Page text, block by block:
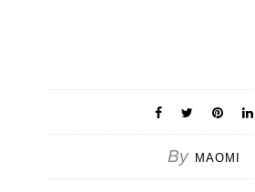
By MAOMI